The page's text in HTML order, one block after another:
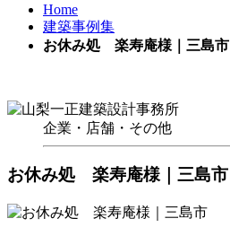
Home
建築事例集
お休み処 楽寿庵様｜三島市
企業・店舗・その他
お休み処 楽寿庵様｜三島市